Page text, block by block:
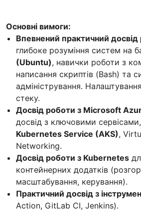
Основні вимоги:
Впевнений практичний
глибоке розуміння систем на
(Ubuntu), навички роботи з
написання скриптів (Bash) та
адміністрування.
стеку.
Досвід роботи з Microsoft
досвід з ключовими
Kubernetes Service (AKS),
Networking.
Досвід роботи з Kubernetes
контейнерних додатків
масштабування, керування).
Практичний досвід з
Action, GitLab CI, Jenkins).